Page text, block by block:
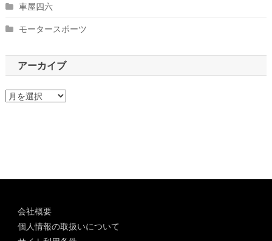
車屋四六
モータースポーツ
アーカイブ
ア
会社概要
個人情報の取扱いについて